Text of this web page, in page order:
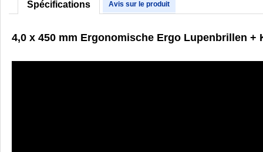
Spécifications Avis sur le produit
4,0 x 450 mm Ergonomische Ergo Lupenbrillen +